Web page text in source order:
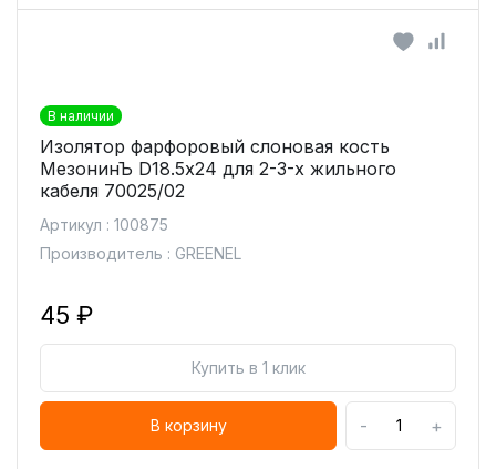
В наличии
Изолятор фарфоровый слоновая кость
МезонинЪ D18.5х24 для 2-3-х жильного
кабеля 70025/02
Артикул : 100875
Производитель : GREENEL
45 ₽
Купить в 1 клик
В корзину - +